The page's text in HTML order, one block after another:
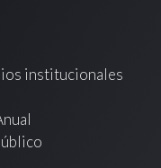
institucionales